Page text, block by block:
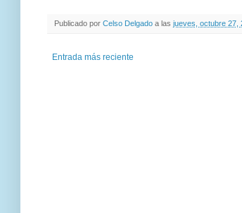
Publicado por Celso Delgado a las jueves, octubre 27,
Entrada más reciente